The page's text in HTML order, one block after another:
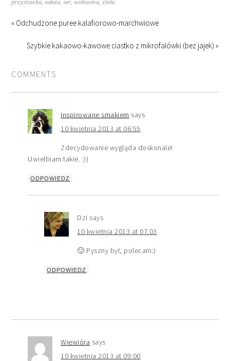
przystawka,sałata,ser,wołowina,zioła
« Odchudzone puree kalafiorowo-marchwiowe
Szybkie kakaowo-kawowe ciastko z mikrofalówki (bez jajek) »
COMMENTS
Inspirowane smakiem says
10 kwietnia 2013 at 06:55
Zdecydowanie wygląda doskonale!
Uwielbiam takie. :))
ODPOWIEDZ
Dzi says
10 kwietnia 2013 at 07:03
🙂 Pyszny był, polecam:)
ODPOWIEDZ
Wiewióra says
10 kwietnia 2013 at 09:00